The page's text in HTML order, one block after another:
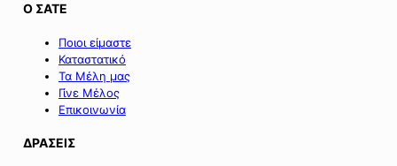
Ο ΣΑΤΕ
Ποιοι είμαστε
Καταστατικό
Τα Μέλη μας
Γίνε Μέλος
Επικοινωνία
ΔΡΑΣΕΙΣ